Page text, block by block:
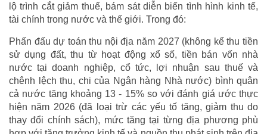
lộ trình cắt giảm thuế, bám sát diễn biến tình hình kinh tế,
tài chính trong nước và thế giới. Trong đó:
Phấn đấu dự toán thu nội địa năm 2027 (không kể thu tiền
sử dụng đất, thu từ hoạt động xổ số, tiền bán vốn nhà
nước tại doanh nghiệp, cổ tức, lợi nhuận sau thuế và
chênh lệch thu, chi của Ngân hàng Nhà nước) bình quân
cả nước tăng khoảng 13 - 15% so với đánh giá ước thực
hiện năm 2026 (đã loại trừ các yếu tố tăng, giảm thu do
thay đổi chính sách), mức tăng tại từng địa phương phù